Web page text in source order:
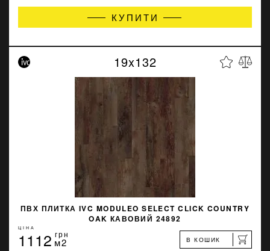
КУПИТИ
19x132
ПВХ ПЛИТКА IVC MODULEO SELECT CLICK COUNTRY
OAK КАВОВИЙ 24892
ЦІНА
1112 грн
м2 В КОШИК